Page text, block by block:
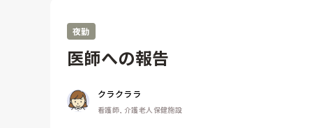
夜勤
医師への報告
クラクララ
看護師, 介護老人保健施設